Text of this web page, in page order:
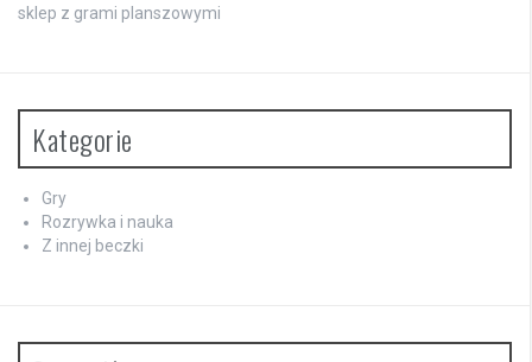
sklep z grami planszowymi
Kategorie
Gry
Rozrywka i nauka
Z innej beczki